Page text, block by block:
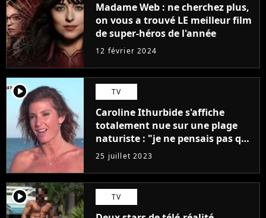
Madame Web : ne cherchez plus,
on vous a trouvé LE meilleur film
de super-héros de l'année
12 février 2024
player2 TV
Caroline Ithurbide s'affiche
totalement nue sur une plage
naturiste : "je ne pensais pas que
j'arriverais à le faire..."
25 juillet 2023
player2 TV